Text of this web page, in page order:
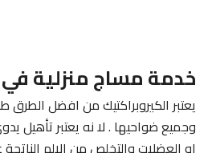
خدمة مساج منزلية
يعتبر الكيروبراكتيك من افضل الطرق
وجميع ضواحيها . لا نه يعتبر تأهيل
او العضلات والتخلص من الالم